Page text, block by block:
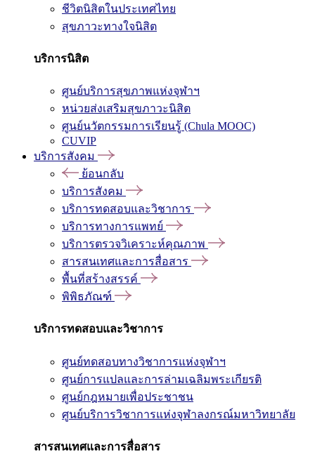
ชีวิตนิสิตในประเทศไทย
สุขภาวะทางใจนิสิต
บริการนิสิต
ศูนย์บริการสุขภาพแห่งจุฬาฯ
หน่วยส่งเสริมสุขภาวะนิสิต
ศูนย์นวัตกรรมการเรียนรู้ (Chula MOOC)
CUVIP
บริการสังคม
ย้อนกลับ
บริการสังคม
บริการทดสอบและวิชาการ
บริการทางการแพทย์
บริการตรวจวิเคราะห์คุณภาพ
สารสนเทศและการสื่อสาร
พื้นที่สร้างสรรค์
พิพิธภัณฑ์
บริการทดสอบและวิชาการ
ศูนย์ทดสอบทางวิชาการแห่งจุฬาฯ
ศูนย์การแปลและการล่ามเฉลิมพระเกียรติ
ศูนย์กฎหมายเพื่อประชาชน
ศูนย์บริการวิชาการแห่งจุฬาลงกรณ์มหาวิทยาลัย
สารสนเทศและการสื่อสาร